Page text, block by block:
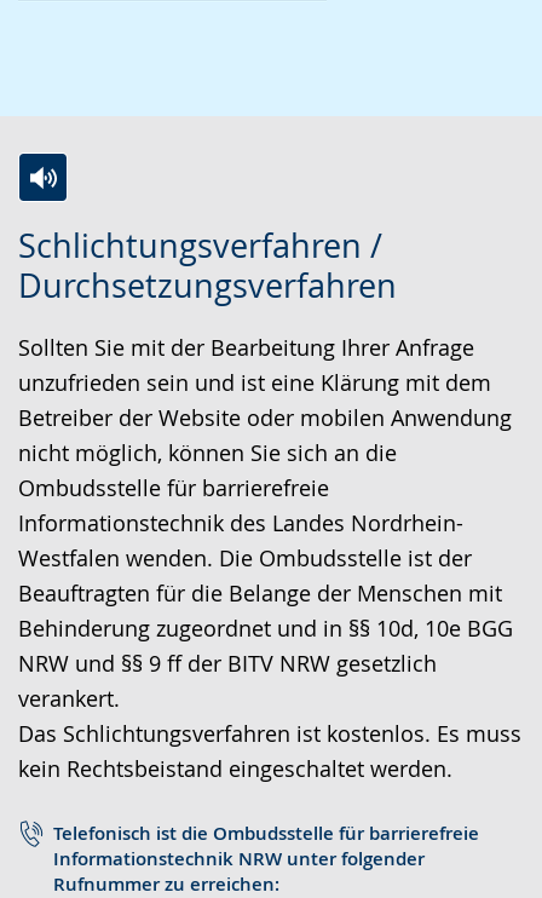
Schlichtungsverfahren /
Durchsetzungsverfahren
Sollten Sie mit der Bearbeitung Ihrer Anfrage
unzufrieden sein und ist eine Klärung mit dem
Betreiber der Website oder mobilen Anwendung
nicht möglich, können Sie sich an die
Ombudsstelle für barrierefreie
Informationstechnik des Landes Nordrhein-
Westfalen wenden. Die Ombudsstelle ist der
Beauftragten für die Belange der Menschen mit
Behinderung zugeordnet und in §§ 10d, 10e BGG
NRW und §§ 9 ff der BITV NRW gesetzlich
verankert.
Das Schlichtungsverfahren ist kostenlos. Es muss
kein Rechtsbeistand eingeschaltet werden.
Telefonisch ist die Ombudsstelle für barrierefreie
Informationstechnik NRW unter folgender
Rufnummer zu erreichen:
u
r
e
i
c
h
t
e
n
S
p
r
a
c
h
e
w
k
v
i
e
r
e
A
u
d
i
o
-
U
n
t
e
i
n
i
d
e
o
i
n
D
e
u
t
s
c
h
e
r